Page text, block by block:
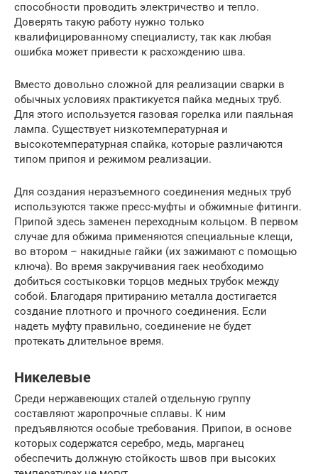
способности проводить электричество и тепло.
Доверять такую работу нужно только
квалифицированному специалисту, так как любая
ошибка может привести к расхождению шва.
Вместо довольно сложной для реализации сварки в
обычных условиях практикуется пайка медных труб.
Для этого используется газовая горелка или паяльная
лампа. Существует низкотемпературная и
высокотемпературная спайка, которые различаются
типом припоя и режимом реализации.
Для создания неразъемного соединения медных труб
используются также пресс-муфты и обжимные фитинги.
Припой здесь заменен переходным кольцом. В первом
случае для обжима применяются специальные клещи,
во втором – накидные гайки (их зажимают с помощью
ключа). Во время закручивания гаек необходимо
добиться состыковки торцов медных трубок между
собой. Благодаря притиранию металла достигается
создание плотного и прочного соединения. Если
надеть муфту правильно, соединение не будет
протекать длительное время.
Никелевые
Среди нержавеющих сталей отдельную группу
составляют жаропрочные сплавы. К ним
предъявляются особые требования. Припои, в основе
которых содержатся серебро, медь, марганец
обеспечить должную стойкость швов при высоких